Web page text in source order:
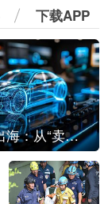
下载APP
中国汽车出海：从“卖出去”到“走进去”